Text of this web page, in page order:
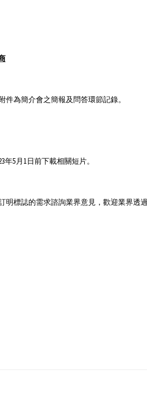
為簡介會之簡報及問答環節記錄。
5月1日前下載相關短片。
標誌的需求諮詢業界意見，歡迎業界透